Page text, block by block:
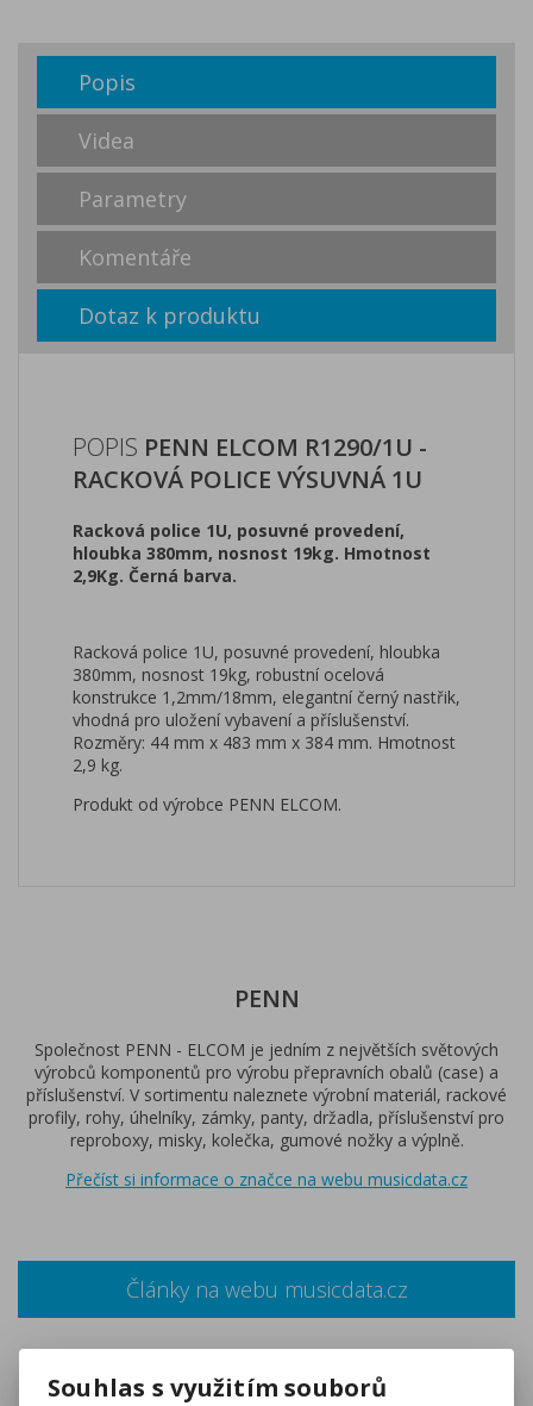
Popis
Videa
Parametry
Komentáře
Dotaz k produktu
POPIS PENN ELCOM R1290/1U -
RACKOVÁ POLICE VÝSUVNÁ 1U
Racková police 1U, posuvné provedení,
hloubka 380mm, nosnost 19kg. Hmotnost
2,9Kg. Černá barva.
Racková police 1U, posuvné provedení, hloubka
380mm, nosnost 19kg, robustní ocelová
konstrukce 1,2mm/18mm, elegantní černý nastřik,
vhodná pro uložení vybavení a příslušenství.
Rozměry: 44 mm x 483 mm x 384 mm. Hmotnost
2,9 kg.
Produkt od výrobce PENN ELCOM.
PENN
Společnost PENN - ELCOM je jedním z největších světových
výrobců komponentů pro výrobu přepravních obalů (case) a
příslušenství. V sortimentu naleznete výrobní materiál, rackové
profily, rohy, úhelníky, zámky, panty, držadla, příslušenství pro
reproboxy, misky, kolečka, gumové nožky a výplně.
Přečíst si informace o značce na webu musicdata.cz
Články na webu musicdata.cz
Souhlas s využitím souborů